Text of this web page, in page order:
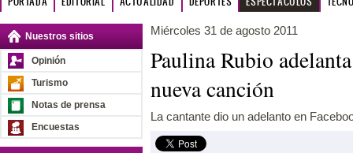
Nuestros sitios
Opinión
Turismo
Notas de prensa
Encuestas
Miércoles 31 de agosto 2011
Paulina Rubio
nueva canción
La cantante dio un adelanto en